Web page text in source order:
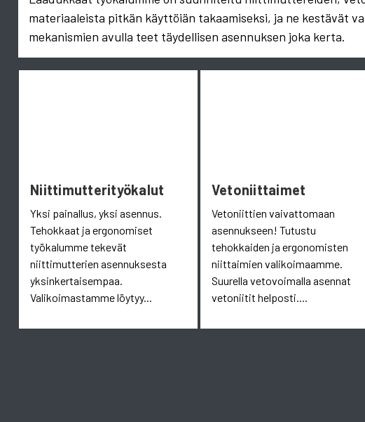
materiaaleista pitkän käyttöiän takaamiseksi, ja ne kestävät
mekanismien avulla teet täydellisen asennuksen joka kerta.
Niittimutterityökalut
Yksi painallus, yksi asennus.
Tehokkaat ja ergonomiset
työkalumme tekevät
niittimutterien asennuksesta
yksinkertaisempaa.
Valikoimastamme löytyy...
Vetoniittaimet
Vetoniittien vaivattomaan
asennukseen! Tutustu
tehokkaiden ja ergonomisten
niittaimien valikoimaamme.
Suurella vetovoimalla asennat
vetoniitit helposti....